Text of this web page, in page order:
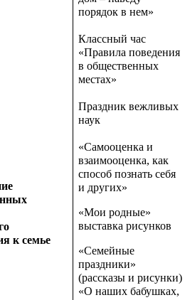
к семье
порядок в нем»
Классный час
«Правила поведения
в общественных
местах»
Праздник вежливых
наук
«Самооценка и
взаимооценка, как
способ познать себя
и других»
«Мои родные»
выставка рисунков
«Семейные
праздники»
(рассказы и рисунки)
«О наших бабушках,